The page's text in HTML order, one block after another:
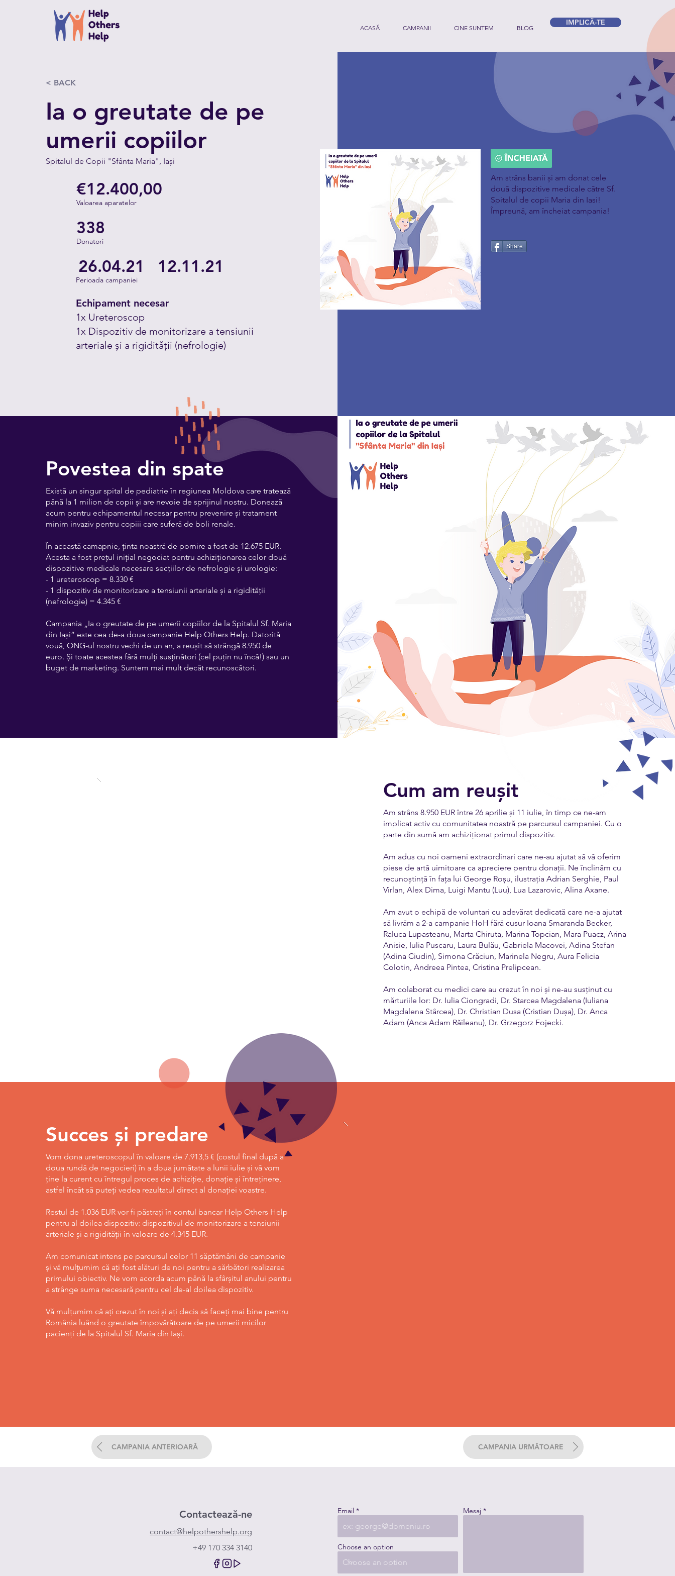
ACASĂ CAMPANII CINE SUNTEM BLOG
IMPLICĂ-TE
< BACK
Ia o greutate de pe
umerii copiilor
Spitalul de Copii "Sfânta Maria", Iași
€12.400,00
Valoarea aparatelor
338
Donatori
26.04.21 12.11.21
Perioada campaniei
Echipament necesar
1x Ureteroscop
1x Dispozitiv de monitorizare a tensiunii
arteriale și a rigidității (nefrologie)
Am strâns banii și am donat cele
două dispozitive medicale către Sf.
Spitalul de copii Maria din Iasi!
Împreună, am încheiat campania!
Share
Povestea din spate
Există un singur spital de pediatrie în regiunea Moldova care tratează
până la 1 milion de copii și are nevoie de sprijinul nostru. Donează
acum pentru echipamentul necesar pentru prevenire și tratament
minim invaziv pentru copiii care suferă de boli renale.
În această camapnie, ținta noastră de pornire a fost de 12.675 EUR.
Acesta a fost prețul inițial negociat pentru achiziționarea celor două
dispozitive medicale necesare secțiilor de nefrologie și urologie:
- 1 ureteroscop = 8.330 €
- 1 dispozitiv de monitorizare a tensiunii arteriale și a rigidității
(nefrologie) = 4.345 €
Campania „Ia o greutate de pe umerii copiilor de la Spitalul Sf. Maria
din Iași” este cea de-a doua campanie Help Others Help. Datorită
vouă, ONG-ul nostru vechi de un an, a reușit să strângă 8.950 de
euro. Și toate acestea fără mulți susținători (cel puțin nu încă!) sau un
buget de marketing. Suntem mai mult decât recunoscători.
Cum am reușit
Am strâns 8.950 EUR între 26 aprilie și 11 iulie, în timp ce ne-am
implicat activ cu comunitatea noastră pe parcursul campaniei. Cu o
parte din sumă am achiziționat primul dispozitiv.
Am adus cu noi oameni extraordinari care ne-au ajutat să vă oferim
piese de artă uimitoare ca apreciere pentru donații. Ne înclinăm cu
recunoștință în fața lui George Roșu, ilustrația Adrian Serghie, Paul
Virlan, Alex Dima, Luigi Mantu (Luu), Lua Lazarovic, Alina Axane.
Am avut o echipă de voluntari cu adevărat dedicată care ne-a ajutat
să livrăm a 2-a campanie HoH fără cusur Ioana Smaranda Becker,
Raluca Lupasteanu, Marta Chiruta, Marina Topcian, Mara Puacz, Arina
Anisie, Iulia Puscaru, Laura Bulău, Gabriela Macovei, Adina Stefan
(Adina Ciudin), Simona Crăciun, Marinela Negru, Aura Felicia
Colotin, Andreea Pintea, Cristina Prelipcean.
Am colaborat cu medici care au crezut în noi și ne-au susținut cu
mărturiile lor: Dr. Iulia Ciongradi, Dr. Starcea Magdalena (Iuliana
Magdalena Stârcea), Dr. Christian Dusa (Cristian Dușa), Dr. Anca
Adam (Anca Adam Răileanu), Dr. Grzegorz Fojecki.
Succes și predare
Vom dona ureteroscopul în valoare de 7.913,5 € (costul final după a
doua rundă de negocieri) în a doua jumătate a lunii iulie și vă vom
ține la curent cu întregul proces de achiziție, donație și întreținere,
astfel încât să puteți vedea rezultatul direct al donației voastre.
Restul de 1.036 EUR vor fi păstrați în contul bancar Help Others Help
pentru al doilea dispozitiv: dispozitivul de monitorizare a tensiunii
arteriale și a rigidității în valoare de 4.345 EUR.
Am comunicat intens pe parcursul celor 11 săptămâni de campanie
și vă mulțumim că ați fost alături de noi pentru a sărbători realizarea
primului obiectiv. Ne vom acorda acum până la sfârșitul anului pentru
a strânge suma necesară pentru cel de-al doilea dispozitiv.
Vă mulțumim că ați crezut în noi și ați decis să faceți mai bine pentru
România luând o greutate împovărătoare de pe umerii micilor
pacienți de la Spitalul Sf. Maria din Iași.
CAMPANIA ANTERIOARĂ CAMPANIA URMĂTOARE
Contactează-ne
contact@helpothershelp.org
+49 170 334 3140
Email
Choose an option
Mesaj